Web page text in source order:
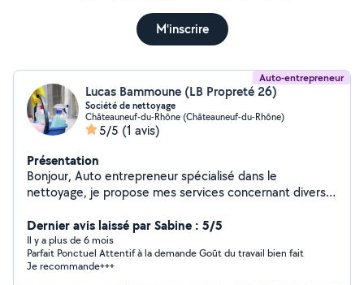
M'inscrire
Auto-entrepreneur
Lucas Bammoune (LB Propreté 26)
Société de nettoyage
Châteauneuf-du-Rhône (Châteauneuf-du-Rhône)
5/5 (1 avis)
Présentation
Bonjour, Auto entrepreneur spécialisé dans le
nettoyage, je propose mes services concernant divers
Nettoyage de fin de chantier. Service Vitrerie.
Nettoyage allées et terrasses. Pour tout autre types de
nettoyage, n'hésitez pas à me contacter. Lucas -
Société LB Nettoyage 26
Dernier avis laissé par Sabine : 5/5
Il y a plus de 6 mois
Parfait Ponctuel Attentif à la demande Goût du travail bien fait
Je recommande+++